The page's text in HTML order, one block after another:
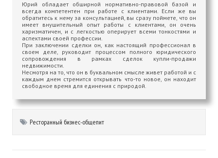
Юрий обладает обширной нормативно-правовой базой и
всегда компетентен при работе с клиентами. Если же вы
обратитесь к нему за консультацией, вы сразу поймете, что он
имеет внушительный опыт работы с клиентами, он очень
харизматичен, и с легкостью оперирует всеми тонкостями и
аспектами своей профессии.
При заключении сделки он, как настоящий профессионал в
своем деле, руководит процессом полного юридического
сопровождения в рамках сделок купли-продажи
недвижимости.
Несмотря на то, что он в буквальном смысле живет работой и с
каждым днем стремится открывать что-то новое, он находит
свободное время для единения с природой.
Ресторанный бизнес-общепит